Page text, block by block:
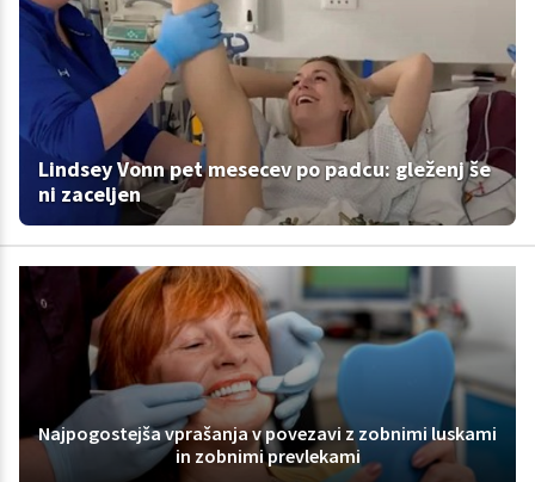
Lindsey Vonn pet mesecev po padcu: gleženj še
ni zaceljen
Najpogostejša vprašanja v povezavi z zobnimi luskami
in zobnimi prevlekami